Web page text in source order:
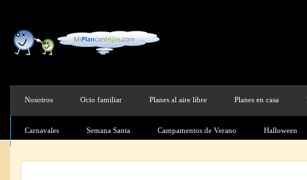
Nosotros Ocio familiar Planes al aire libre Planes en casa
Carnavales Semana Santa Campamentos de Verano Halloween